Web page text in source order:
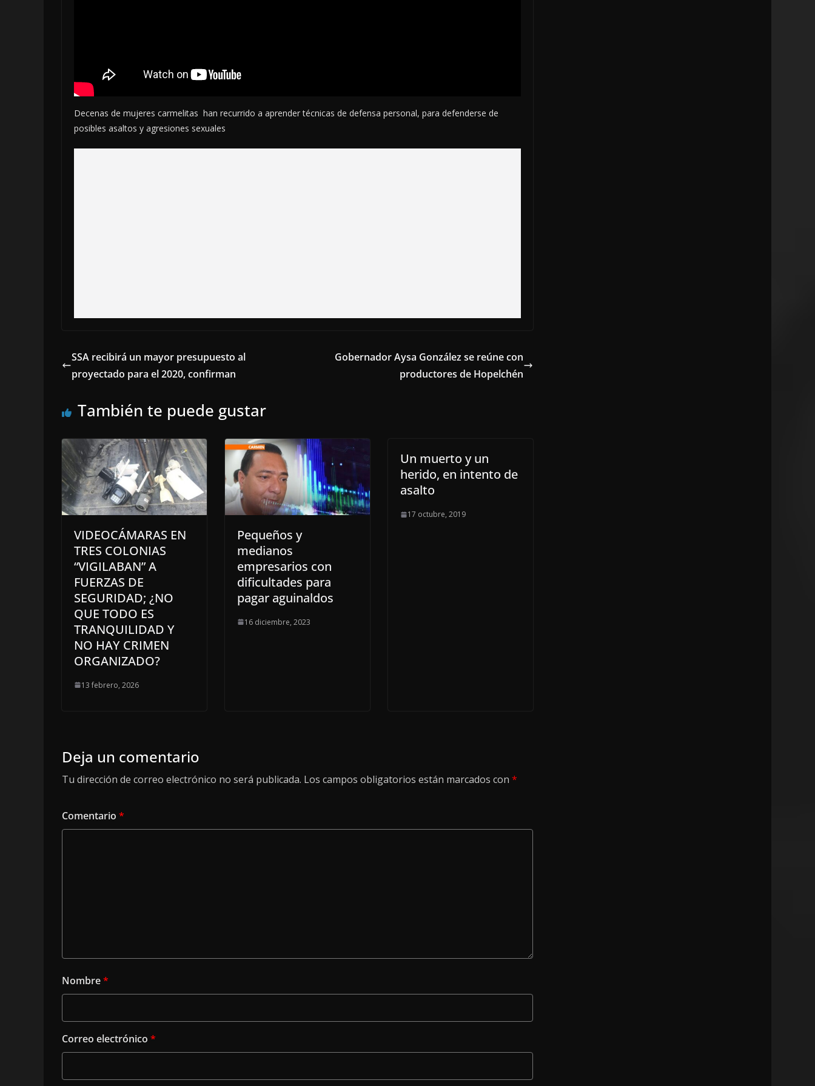
Decenas de mujeres carmelitas han recurrido a aprender técnicas de defensa personal, para defenderse de
posibles asaltos y agresiones sexuales
SSA recibirá un mayor presupuesto al
proyectado para el 2020, confirman
Gobernador Aysa González se reúne con
productores de Hopelchén
También te puede gustar
VIDEOCÁMARAS EN
TRES COLONIAS
“VIGILABAN” A
FUERZAS DE
SEGURIDAD; ¿NO
QUE TODO ES
TRANQUILIDAD Y
NO HAY CRIMEN
ORGANIZADO?
13 febrero, 2026
Pequeños y
medianos
empresarios con
dificultades para
pagar aguinaldos
16 diciembre, 2023
Un muerto y un
herido, en intento de
asalto
17 octubre, 2019
Deja un comentario
Tu dirección de correo electrónico no será publicada. Los campos obligatorios están marcados con *
Comentario *
Nombre*
Correo electrónico *